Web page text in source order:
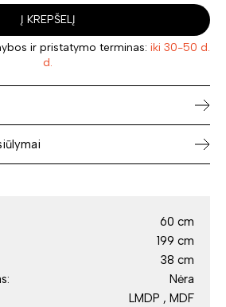
Į KREPŠELĮ
ir pristatymo terminas: iki 30-50 d.
d.
60 cm
199 cm
38 cm
Nėra
LMDP , MDF